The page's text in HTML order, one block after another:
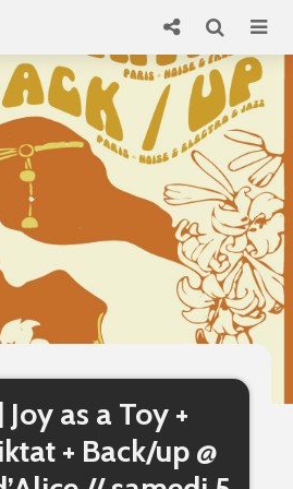
as a Toy +
+ Back/up @